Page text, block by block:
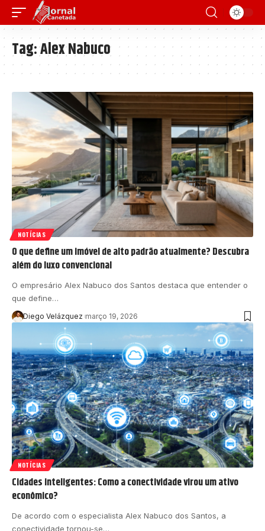
Tag:Alex Nabuco
NOTÍCIAS
O que define um imóvel de alto padrão atualmente? Descubra
além do luxo convencional
O empresário Alex Nabuco dos Santos destaca que entender o
que define…
Diego Velázquez março 19, 2026
NOTÍCIAS
Cidades inteligentes: Como a conectividade virou um ativo
econômico?
De acordo com o especialista Alex Nabuco dos Santos, a
conectividade tornou-se…